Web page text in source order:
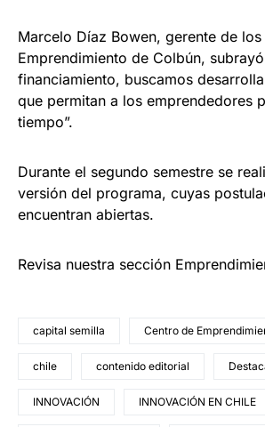
Marcelo Díaz Bowen, gerente de
Emprendimiento de Colbún,
financiamiento, buscamos
que permitan a los emprendedores
tiempo”.
Durante el segundo semestre se
versión del programa, cuyas
encuentran abiertas.
Revisa nuestra sección
capital semilla Centro de
chile contenido editorial
INNOVACIÓN INNOVACIÓN EN CHILE